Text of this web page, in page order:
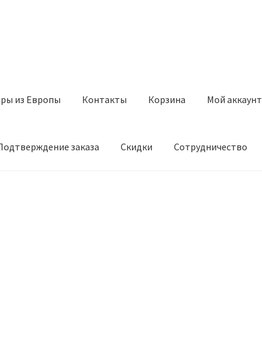
из Европы Контакты Корзина Мой аккаунт
заказа Скидки Сотрудничество